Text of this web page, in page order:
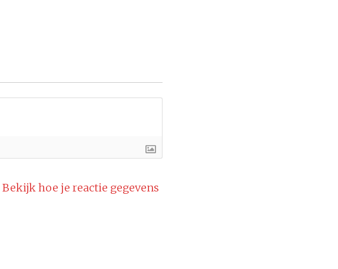
Bekijk hoe je reactie gegevens